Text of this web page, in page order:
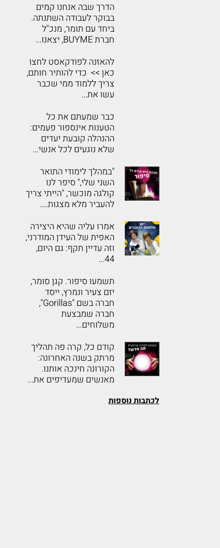
הדרך שבה אנחנו קמים
בבוקר לעבודה השתנתה.
ביחד עם תומר, מנכ"ל
חברת BUYME, יצאנו...
להאזנה לפודקאסט לחצו
כאן >> כדי להותיר חותם,
צריך ללמוד ממי שכבר
עשו את...
כבר שמעתם את כל
הטענות אינספור פעמים:
ההנהלה קובעת יעדים
שלא נוגעים לכל אנשי...
"במהלך לימודי התואר
השני שלי," סיפר לנו
קולגה מוכשר, "הייתי צריך
להעביר מלא מצגות....
אמרו עליה שהיא היצירה
האפית של העידן המודרני,
וזה עדיין תקף: גם היום,
44...
תשמעו סיפור. קגן סומר,
יזם צעיר ונמרץ, ייסד
חברה בשם "Gorillas",
חברה שמבצעת
משלוחים...
קודם כל, קרה פה תהליך
מרתק בשנה האחרונה:
הקורונה חינכה אותנו.
מאנשים שמעדיפים את...
לכתבות נוספות